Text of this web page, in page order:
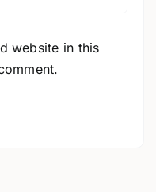
website in this